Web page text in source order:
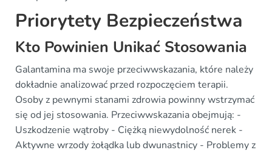
Priorytety Bezpieczeństwa
Kto Powinien Unikać Stosowania
Galantamina ma swoje przeciwwskazania, które należy
dokładnie analizować przed rozpoczęciem terapii.
Osoby z pewnymi stanami zdrowia powinny wstrzymać
się od jej stosowania. Przeciwwskazania obejmują: -
Uszkodzenie wątroby - Ciężką niewydolność nerek -
Aktywne wrzody żołądka lub dwunastnicy - Problemy z